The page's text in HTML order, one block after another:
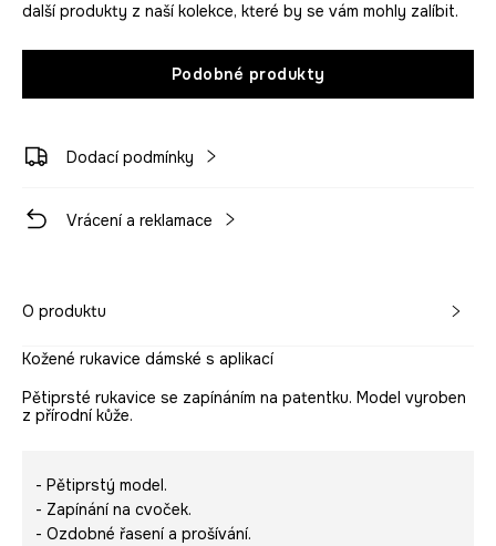
další produkty z naší kolekce, které by se vám mohly zalíbit.
Podobné produkty
Dodací podmínky
Vrácení a reklamace
O produktu
Kožené rukavice dámské s aplikací
Pětiprsté rukavice se zapínáním na patentku. Model vyroben
z přírodní kůže.
- Pětiprstý model.
- Zapínání na cvoček.
- Ozdobné řasení a prošívání.